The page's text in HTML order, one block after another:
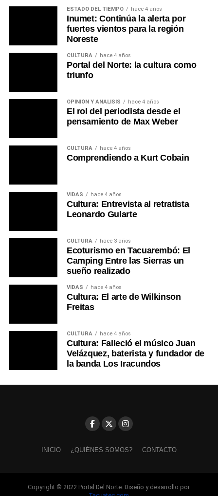
ESTADO DEL TIEMPO hace 4 años
Inumet: Continúa la alerta por
fuertes vientos para la región
Noreste
CULTURA hace 4 años
Portal del Norte: la cultura como
triunfo
OPINIÓN Y ANÁLISIS hace 4 años
El rol del periodista desde el
pensamiento de Max Weber
CULTURA hace 4 años
Comprendiendo a Kurt Cobain
VIDAS hace 4 años
Cultura: Entrevista al retratista
Leonardo Gularte
CULTURA hace 3 años
Ecoturismo en Tacuarembó: El
Camping Entre las Sierras un
sueño realizado
VIDAS hace 4 años
Cultura: El arte de Wilkinson
Freitas
CULTURA hace 4 años
Cultura: Falleció el músico Juan
Velázquez, baterista y fundador de
la banda Los Iracundos
INICIO ¿QUIÉNES SOMOS? CONTACTO
Copyright © 2022 Portal Del Norte. Diseño y desarrollo por